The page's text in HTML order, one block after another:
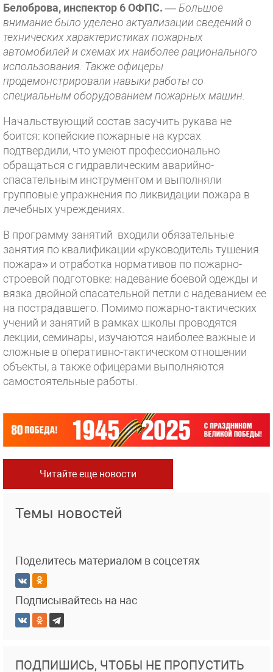
Белоброва, инспектор 6 ОФПС. —Большое
внимание было уделено актуализации сведений о
технических характеристиках пожарных
автомобилей и схемах их наиболее рационального
использования. Также офицеры
продемонстрировали навыки работы со
специальным оборудованием пожарных машин.
Начальствующий состав засучить рукава не
боится: копейские пожарные на курсах
подтвердили, что умеют профессионально
обращаться с гидравлическим аварийно-
спасательным инструментом и выполняли
групповые упражнения по ликвидации пожара в
лечебных учреждениях.
В программу занятий входили обязательные
занятия по квалификации «руководитель тушения
пожара» и отработка нормативов по пожарно-
строевой подготовке: надевание боевой одежды и
вязка двойной спасательной петли с надеванием ее
на пострадавшего. Помимо пожарно-тактических
учений и занятий в рамках школы проводятся
лекции, семинары, изучаются наиболее важные и
сложные в оперативно-тактическом отношении
объекты, а также офицерами выполняются
самостоятельные работы.
Читайте еще новости
Темы новостей
Поделитесь материалом в соцсетях
Подписывайтесь на нас
ПОДПИШИСЬ, ЧТОБЫ НЕ ПРОПУСТИТЬ